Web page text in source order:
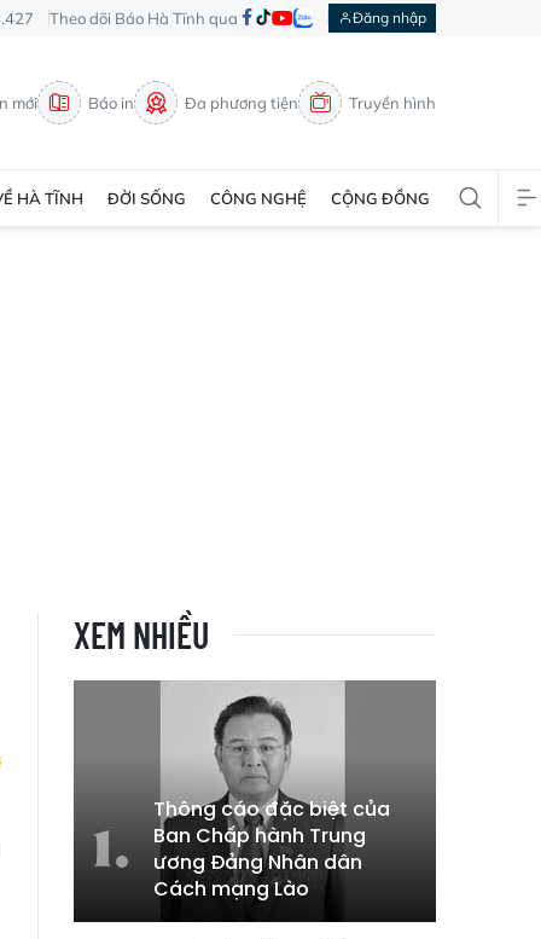
Theo dõi Báo Hà Tĩnh qua Đăng nhập
mới Báo in Đa phương tiện Truyền hình
HÀ TĨNH ĐỜI SỐNG CÔNG NGHỆ CỘNG ĐỒNG
XEM NHIỀU
Thông cáo đặc biệt của
Ban Chấp hành Trung
ương Đảng Nhân dân
Cách mạng Lào